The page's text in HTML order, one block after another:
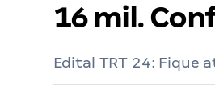
16 mil.
Edital TRT 24: Fique